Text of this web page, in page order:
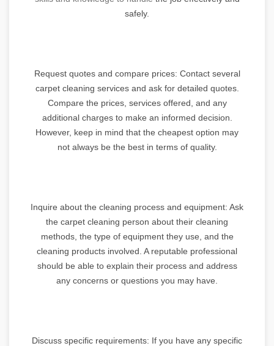
safely.
Request quotes and compare prices: Contact several
carpet cleaning services and ask for detailed quotes.
Compare the prices, services offered, and any
additional charges to make an informed decision.
However, keep in mind that the cheapest option may
not always be the best in terms of quality.
Inquire about the cleaning process and equipment: Ask
the carpet cleaning person about their cleaning
methods, the type of equipment they use, and the
cleaning products involved. A reputable professional
should be able to explain their process and address
any concerns or questions you may have.
Discuss specific requirements: If you have any specific